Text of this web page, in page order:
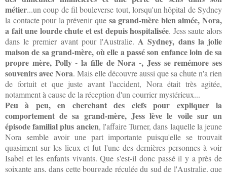
métier...un coup de fil bouleverse tout, lorsqu'un hôpital de Sydney
la contacte pour la prévenir que sa grand-mère bien aimée, Nora,
a fait une lourde chute et est depuis hospitalisée. Jess saute alors
dans le premier avant pour l'Australie. A Sydney, dans la jolie
maison de sa grand-mère, où elle a passé son enfance loin de sa
propre mère, Polly - la fille de Nora -, Jess se remémore ses
souvenirs avec Nora. Mais elle découvre aussi que sa chute n'a rien
de fortuit et que juste avant l'accident, Nora était très agitée,
notamment à cause de la réception d'un courrier mystérieux...
Peu à peu, en cherchant des clefs pour expliquer la
comportement de sa grand-mère, Jess lève le voile sur un
épisode familial plus ancien, l'affaire Turner, dans laquelle la jeune
Nora semble avoir une part importante puisqu'elle se trouvait
quasiment sur les lieux et fut l'une des dernières personnes à voir
Isabel et les enfants vivants. Que s'est-il donc passé il y a près de
soixante ans, dans cette bourgade réculée du sud de l'Australie, que